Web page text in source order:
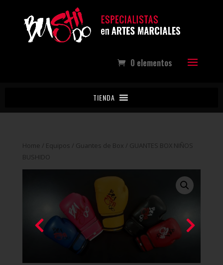
0 elementos
TIENDA
Home / Equipos / Guantes de Box / GUANTES BOX NIÑOS
BUSHIDO